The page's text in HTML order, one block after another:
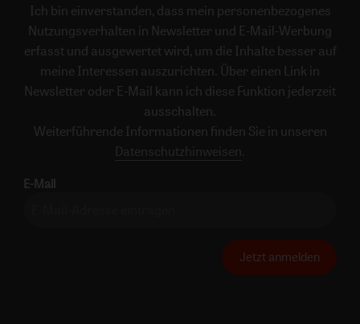
Ich bin einverstanden, dass mein personenbezogenes
Nutzungsverhalten in Newsletter und E-Mail-Werbung
erfasst und ausgewertet wird, um die Inhalte besser auf
meine Interessen auszurichten. Über einen Link in
Newsletter oder E-Mail kann ich diese Funktion jederzeit
ausschalten.
Weiterführende Informationen finden Sie in unseren
Datenschutzhinweisen .
E-Mail
Jetzt anmelden